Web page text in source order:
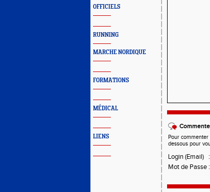
OFFICIELS
RUNNING
MARCHE NORDIQUE
FORMATIONS
MÉDICAL
LIENS
Pour commenter
dessous pour
Login (Email)
:
Mot de Passe :